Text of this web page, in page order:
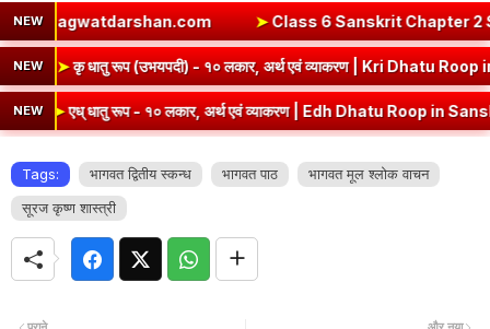
NEW ➤Class 6 Sanskrit Chapter 2 Solutions |
NEW
| कबीरदास ➤कृ धातु रूप (उभयपदी) - १० लकार, अर्थ एवं व्याकरण |
NEW
धातु रूप - १० लकार, अर्थ एवं व्याकरण | Edh Dhatu Roop in Sanskrit
Tags: भागवत द्वितीय स्कन्ध भागवत पाठ
भागवत मूल श्लोक वाचन
सूरज कृष्ण शास्त्री